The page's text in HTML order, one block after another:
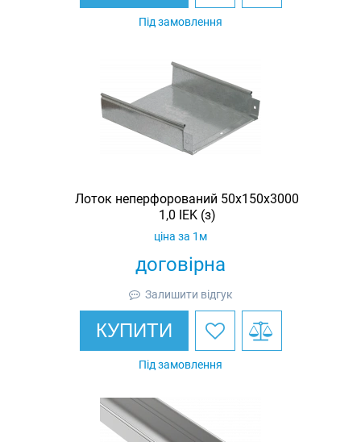
Під замовлення
Лоток неперфорований 50х150х3000
1,0 IEK (з)
договірна
ціна за 1м
Залишити відгук
КУПИТИ
Під замовлення